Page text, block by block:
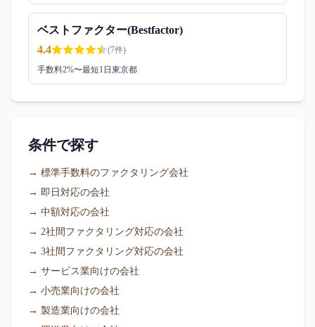
ベストファクター(Bestfactor)
4.4
(7件)
手数料2%〜最短1日 東京都
条件で探す
→ 標準手数料のファクタリング会社
→ 即日対応の会社
→ 中額対応の会社
→ 2社間ファクタリング対応の会社
→ 3社間ファクタリング対応の会社
→ サービス業向けの会社
→ 小売業向けの会社
→ 製造業向けの会社